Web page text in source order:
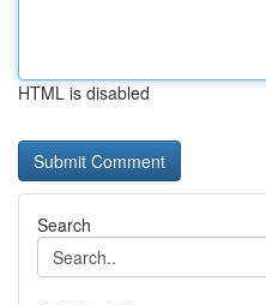
HTML is disabled
Search